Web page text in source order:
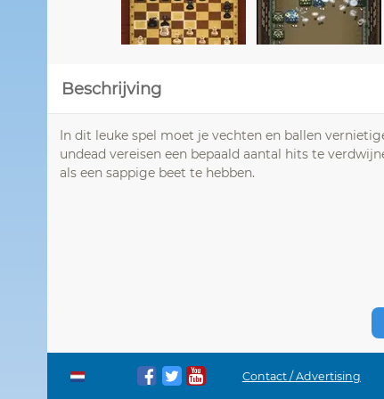
Beschrijving
In dit leuke spel moet je vechten en ballen
undead vereisen een bepaald aantal hits te
als een sappige beet te hebben.
Contact / Advertising